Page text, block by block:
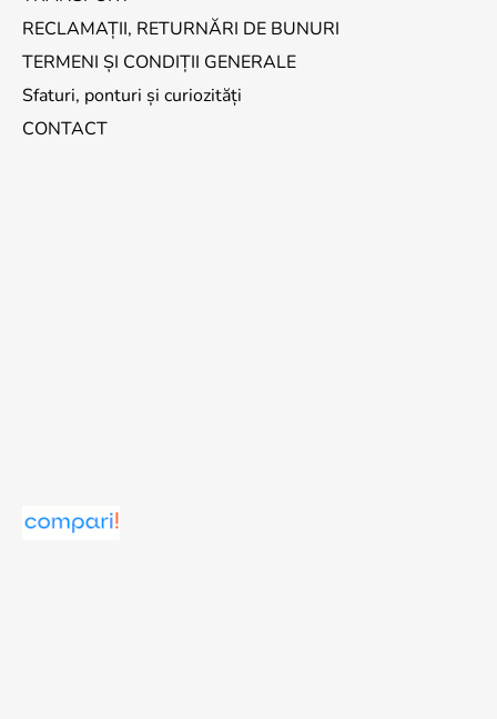
RECLAMAȚII, RETURNĂRI DE BUNURI
TERMENI ȘI CONDIȚII GENERALE
Sfaturi, ponturi și curiozități
CONTACT